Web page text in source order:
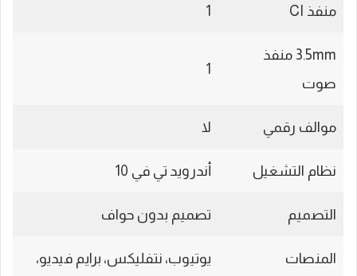
منفذ CI 1
3.5mm منفذ
صوت
1
موالف رقمي لا
نظام التشغيل أندرويد تي في 10
التصميم تصميم بدون حواف
المنصات
يوتيوب، نتفليكس، برايم فيديو،